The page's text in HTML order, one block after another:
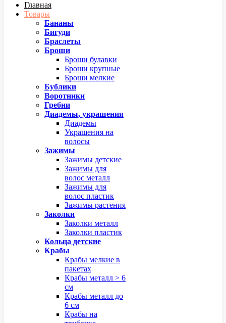
Главная
Товары
Бананы
Бигуди
Браслеты
Броши
Броши булавки
Броши крупные
Броши мелкие
Бублики
Воротники
Гребни
Диадемы, украшения
Диадемы
Украшения на
волосы
Зажимы
Зажимы детские
Зажимы для
волос металл
Зажимы для
волос пластик
Зажимы растения
Заколки
Заколки металл
Заколки пластик
Кольца детские
Крабы
Крабы мелкие в
пакетах
Крабы металл > 6
см
Крабы металл до
6 см
Крабы на